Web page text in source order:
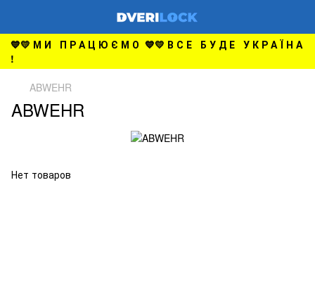
💙💛 М И П Р А Ц Ю Є М О 💙💛 В С Е Б У Д Е У К Р А Ї Н А
!
ABWEHR
ABWEHR
Нет товаров